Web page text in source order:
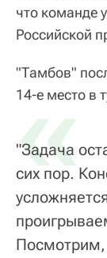
что команде
Российской
"Тамбов"
14-е место в
«
"Задача
сих пор.
Посмотрим,